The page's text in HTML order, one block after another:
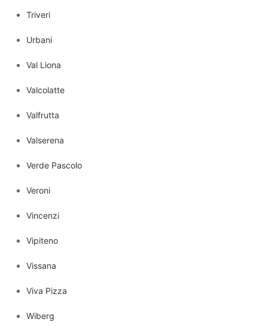
Triveri
Urbani
Val Liona
Valcolatte
Valfrutta
Valserena
Verde Pascolo
Veroni
Vincenzi
Vipiteno
Vissana
Viva Pizza
Wiberg